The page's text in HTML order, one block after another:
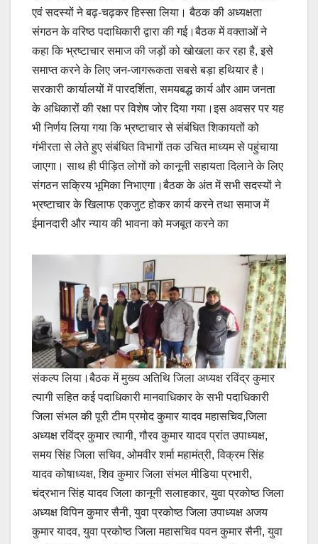
एवं सदस्यों ने बढ़-चढ़कर हिस्सा लिया। बैठक की अध्यक्षता
संगठन के वरिष्ठ पदाधिकारी द्वारा की गई।बैठक में वक्ताओं ने
कहा कि भ्रष्टाचार समाज की जड़ों को खोखला कर रहा है, इसे
समाप्त करने के लिए जन-जागरूकता सबसे बड़ा हथियार है।
सरकारी कार्यालयों में पारदर्शिता, समयबद्ध कार्य और आम जनता
के अधिकारों की रक्षा पर विशेष जोर दिया गया।इस अवसर पर यह
भी निर्णय लिया गया कि भ्रष्टाचार से संबंधित शिकायतों को
गंभीरता से लेते हुए संबंधित विभागों तक उचित माध्यम से पहुंचाया
जाएगा। साथ ही पीड़ित लोगों को कानूनी सहायता दिलाने के लिए
संगठन सक्रिय भूमिका निभाएगा।बैठक के अंत में सभी सदस्यों ने
भ्रष्टाचार के खिलाफ एकजुट होकर कार्य करने तथा समाज में
ईमानदारी और न्याय की भावना को मजबूत करने का
संकल्प लिया।बैठक में मुख्य अतिथि जिला अध्यक्ष रविंद्र कुमार
त्यागी सहित कई पदाधिकारी मानवाधिकार के सभी पदाधिकारी
जिला संभल की पूरी टीम प्रमोद कुमार यादव महासचिव,जिला
अध्यक्ष रविंद्र कुमार त्यागी, गौरव कुमार यादव प्रांत उपाध्यक्ष,
समय सिंह जिला सचिव, ओमवीर शर्मा महामंत्री, विक्रम सिंह
यादव कोषाध्यक्ष, शिव कुमार जिला संभल मीडिया प्रभारी,
चंद्रभान सिंह यादव जिला कानूनी सलाहकार, युवा प्रकोष्ठ जिला
अध्यक्ष विपिन कुमार सैनी, युवा प्रकोष्ठ जिला उपाध्यक्ष अजय
कुमार यादव, युवा प्रकोष्ठ जिला महासचिव पवन कुमार सैनी, युवा